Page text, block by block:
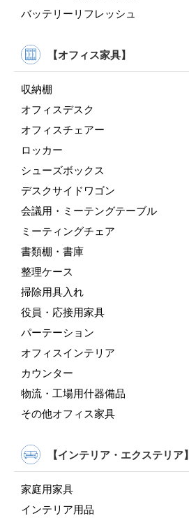
バッテリーリフレッシュ
【オフィス家具】
収納棚
オフィスデスク
オフィスチェアー
ロッカー
シューズボックス
デスクサイドワゴン
会議用・ミーテングテーブル
ミーティングチェア
書類棚・書庫
整理ケース
掃除用具入れ
役員・応接用家具
パーテーション
オフィスインテリア
カウンター
物流・工場用什器備品
その他オフィス家具
【インテリア・エクステリア】
家庭用家具
インテリア用品